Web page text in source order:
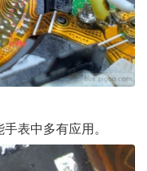
表中多有应用。